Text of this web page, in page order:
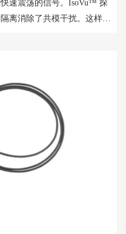
速震荡的信号。IsoVu™ 探
离消除了共模干扰。这样就
尺寸的 1/5。IsoVu Gen 2 探
接器以及无与伦比的带宽、
，为隔离探头技术设定新的